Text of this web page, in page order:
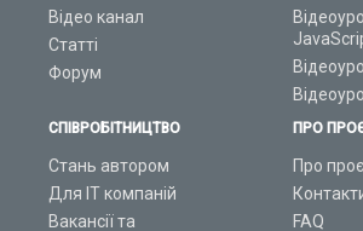
Відео канал
Статті
Форум
СПІВРОБІТНИЦТВО
Стань автором
Для ІТ компаній
Вакансії та
ПРО
Про
FAQ